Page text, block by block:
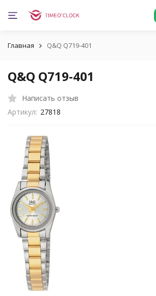
Главная Q&Q Q719-401
Q&Q Q719-401
Написать отзыв
Артикул: 27818